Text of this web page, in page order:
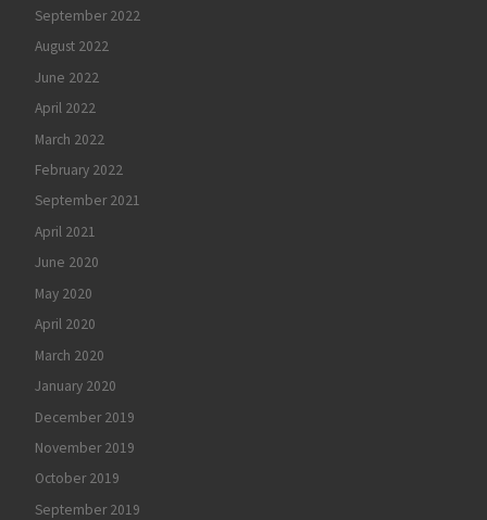
September 2022
August 2022
June 2022
April 2022
March 2022
February 2022
September 2021
April 2021
June 2020
May 2020
April 2020
March 2020
January 2020
December 2019
November 2019
October 2019
September 2019